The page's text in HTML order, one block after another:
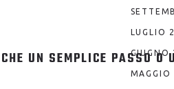
UN SEMPLICE PASSO O
LUGLIO
GIUGNO
MAGGIO